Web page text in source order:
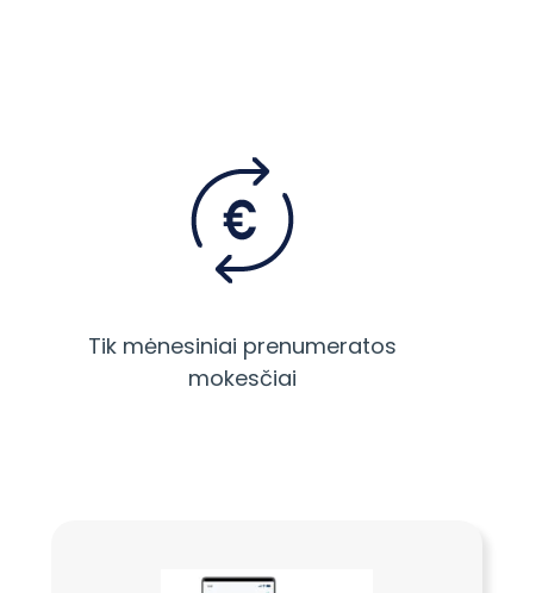
Tik mėnesiniai prenumeratos
mokesčiai